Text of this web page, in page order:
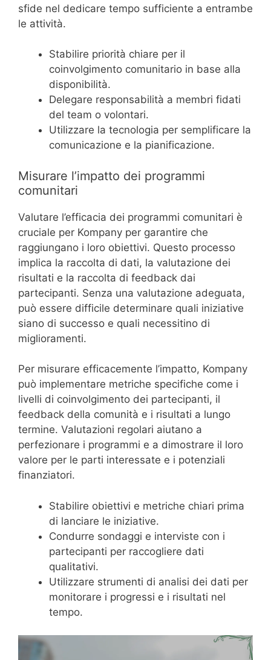
sfide nel dedicare tempo sufficiente a entrambe
le attività.
Stabilire priorità chiare per il
coinvolgimento comunitario in base alla
disponibilità.
Delegare responsabilità a membri fidati
del team o volontari.
Utilizzare la tecnologia per semplificare la
comunicazione e la pianificazione.
Misurare l’impatto dei programmi
comunitari
Valutare l’efficacia dei programmi comunitari è
cruciale per Kompany per garantire che
raggiungano i loro obiettivi. Questo processo
implica la raccolta di dati, la valutazione dei
risultati e la raccolta di feedback dai
partecipanti. Senza una valutazione adeguata,
può essere difficile determinare quali iniziative
siano di successo e quali necessitino di
miglioramenti.
Per misurare efficacemente l’impatto, Kompany
può implementare metriche specifiche come i
livelli di coinvolgimento dei partecipanti, il
feedback della comunità e i risultati a lungo
termine. Valutazioni regolari aiutano a
perfezionare i programmi e a dimostrare il loro
valore per le parti interessate e i potenziali
finanziatori.
Stabilire obiettivi e metriche chiari prima
di lanciare le iniziative.
Condurre sondaggi e interviste con i
partecipanti per raccogliere dati
qualitativi.
Utilizzare strumenti di analisi dei dati per
monitorare i progressi e i risultati nel
tempo.